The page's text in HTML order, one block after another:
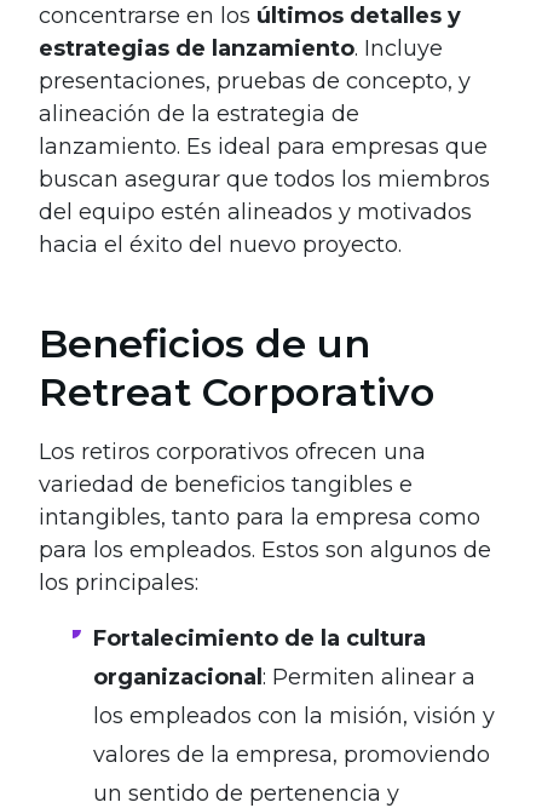
concentrarse en los últimos detalles y
estrategias de lanzamiento. Incluye
presentaciones, pruebas de concepto, y
alineación de la estrategia de
lanzamiento. Es ideal para empresas que
buscan asegurar que todos los miembros
del equipo estén alineados y motivados
hacia el éxito del nuevo proyecto.
Beneficios de un
Retreat Corporativo
Los retiros corporativos ofrecen una
variedad de beneficios tangibles e
intangibles, tanto para la empresa como
para los empleados. Estos son algunos de
los principales:
Fortalecimiento de la cultura
organizacional : Permiten alinear a
los empleados con la misión, visión y
valores de la empresa, promoviendo
un sentido de pertenencia y